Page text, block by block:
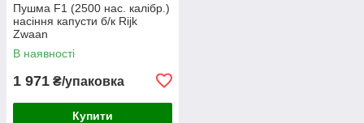
Пушма F1 (2500 нас. калібр.)
насіння капусти б/к Rijk
Zwaan
В наявності
1 971 ₴/упаковка
Купити